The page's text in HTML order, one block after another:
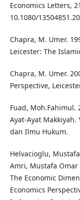
Economics Letters,
10.1080/
Chapra, M. Umer.
Leicester: The
Chapra, M. Umer.
Perspective,
Fuad, Moh.Fahimul.
Ayat-Ayat Makkiyah.
dan Ilmu Hukum.
Helvacioglu,
Amri, Mustafa Omar
The Economic
Economics